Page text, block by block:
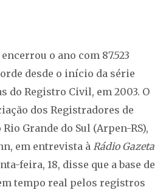
o ano com 87.523
desde o início da série
do Registro Civil, em 2003. O
dos Registradores de
Grande do Sul (Arpen-RS),
em entrevista à Rádio Gazeta
feira, 18, disse que a base de
tempo real pelos registros